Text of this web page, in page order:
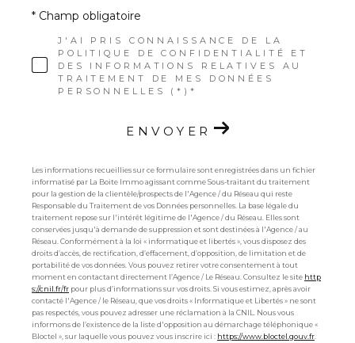
J'AI PRIS CONNAISSANCE DE LA
POLITIQUE DE CONFIDENTIALITÉ ET
DES INFORMATIONS RELATIVES AU
TRAITEMENT DE MES DONNÉES
PERSONNELLES (*)*
* Champ obligatoire
ENVOYER
Les informations recueillies sur ce formulaire sont enregistrées dans un fichier
informatisé par La Boite Immo agissant comme Sous-traitant du traitement
pour la gestion de la clientèle/prospects de l'Agence / du Réseau qui reste
Responsable du Traitement de vos Données personnelles. La base légale du
traitement repose sur l'intérêt légitime de l'Agence / du Réseau. Elles sont
conservées jusqu'à demande de suppression et sont destinées à l'Agence / au
Réseau. Conformément à la loi « informatique et libertés », vous disposez des
droits d’accès, de rectification, d’effacement, d’opposition, de limitation et de
portabilité de vos données. Vous pouvez retirer votre consentement à tout
moment en contactant directement l’Agence / Le Réseau. Consultez le site http
s://cnil.fr/fr pour plus d’informations sur vos droits. Si vous estimez, après avoir
contacté l'Agence / le Réseau, que vos droits « Informatique et Libertés » ne sont
pas respectés, vous pouvez adresser une réclamation à la CNIL. Nous vous
informons de l’existence de la liste d'opposition au démarchage téléphonique «
Bloctel », sur laquelle vous pouvez vous inscrire ici : https://www.bloctel.gouv.fr